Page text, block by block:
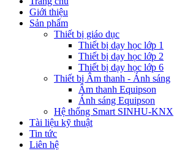
Giới thiệu
Sản phẩm
Thiết bị giáo dục
Thiết bị dạy học lớp 1
Thiết bị dạy học lớp 2
Thiết bị dạy học lớp 6
Thiết bị Âm thanh - Ánh sáng
Âm thanh Equipson
Ánh sáng Equipson
Hệ thống Smart SINHU-KNX
Tài liệu kỹ thuật
Tin tức
Liên hệ